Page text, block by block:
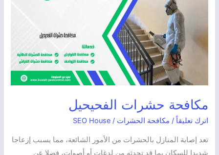
مكافحة حشرات الفحيحيل
اترك تعليقاً / مكافحة الحشرات /
SEO House
تعد إصابة المنازل بالحشرات من الأمور الشائعة، مما يسبب إزعاجا
شديدا للسكان بما قد تحدثه من لدغات أو أصوات، فضلا عن
الفحيحيل